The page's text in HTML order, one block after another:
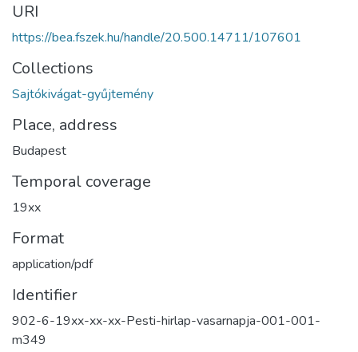
URI
https://bea.fszek.hu/handle/20.500.14711/107601
Collections
Sajtókivágat-gyűjtemény
Place, address
Budapest
Temporal coverage
19xx
Format
application/pdf
Identifier
902-6-19xx-xx-xx-Pesti-hirlap-vasarnapja-001-001-
m349